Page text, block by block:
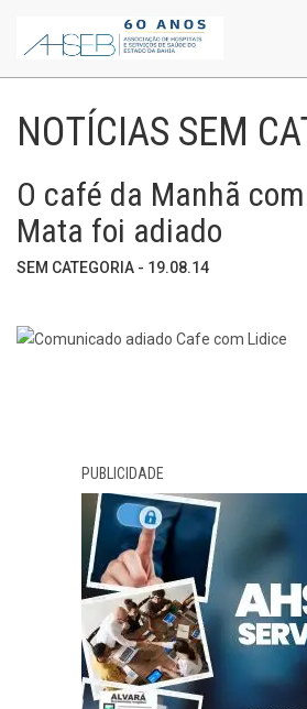
NOTÍCIAS SEM
O café da Manhã
Mata foi adiado
SEM CATEGORIA - 19.08.14
PUBLICIDADE